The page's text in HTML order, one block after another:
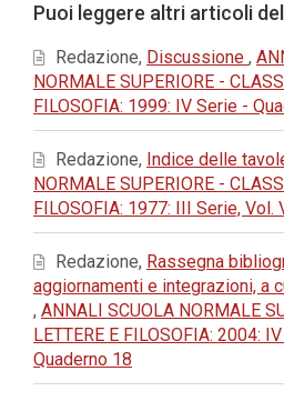
dell'articolo
Puoi leggere altri articoli
Redazione, Discussione ,
NORMALE SUPERIORE -
FILOSOFIA: 1999: IV Serie -
Redazione, Indice delle
NORMALE SUPERIORE -
FILOSOFIA: 1977: III Serie, Vol.
Redazione, Rassegna
aggiornamenti e integrazioni, a
, ANNALI SCUOLA NORMALE
LETTERE E FILOSOFIA: 2004:
Quaderno 18